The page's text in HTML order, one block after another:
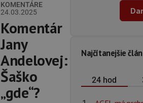
KOMENTÁRE
24.03.2025
Komentár
Jany
Andelovej:
Šaško
„gde“?
Najčítanejšie
24 hod